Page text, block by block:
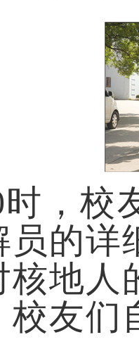
时，校
员的详
核地人
校友们